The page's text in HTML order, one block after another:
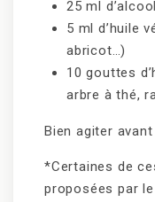
25 ml
5 ml d’huile
abricot…)
10 gouttes
arbre à thé,
Bien agiter avant
*Certaines de
proposées par